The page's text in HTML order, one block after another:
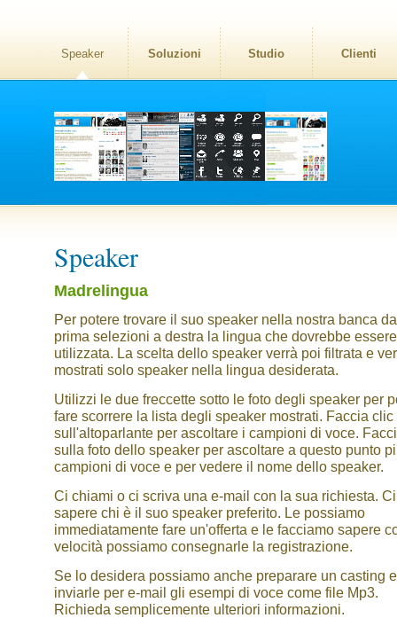
Speaker Soluzioni Studio Clienti
Speaker
Madrelingua
Per potere trovare il suo speaker nella nostra banca
prima selezioni a destra la lingua che dovrebbe essere
utilizzata. La scelta dello speaker verrà poi filtrata e
mostrati solo speaker nella lingua desiderata.
Utilizzi le due freccette sotto le foto degli speaker per
fare scorrere la lista degli speaker mostrati. Faccia clic
sull'altoparlante per ascoltare i campioni di voce.
sulla foto dello speaker per ascoltare a questo punto
campioni di voce e per vedere il nome dello speaker.
Ci chiami o ci scriva una e-mail con la sua richiesta.
sapere chi è il suo speaker preferito. Le possiamo
immediatamente fare un'offerta e le facciamo sapere
velocità possiamo consegnarle la registrazione.
Se lo desidera possiamo anche preparare un casting e
inviarle per e-mail gli esempi di voce come file Mp3.
Richieda semplicemente ulteriori informazioni.